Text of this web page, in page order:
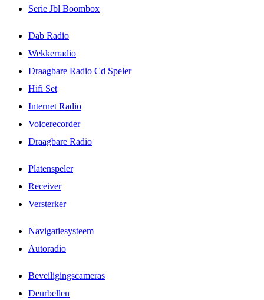
Serie Jbl Boombox
Dab Radio
Wekkerradio
Draagbare Radio Cd Speler
Hifi Set
Internet Radio
Voicerecorder
Draagbare Radio
Platenspeler
Receiver
Versterker
Navigatiesysteem
Autoradio
Beveiligingscameras
Deurbellen